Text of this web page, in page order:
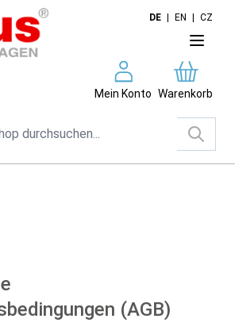
DE EN CZ
Mein Konto Warenkorb
(AGB)